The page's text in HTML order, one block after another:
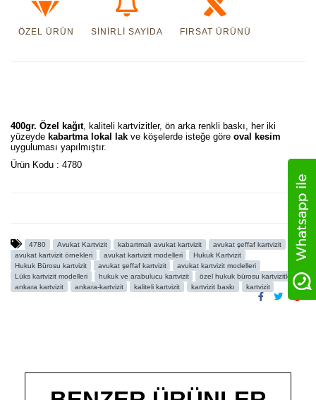
ÖZEL ÜRÜN SINIRLI SAYIDA FIRSAT ÜRÜNÜ
400gr. Özel kağıt, kaliteli kartvizitler, ön arka renkli baskı, her iki
yüzeyde kabartma lokal lak ve köşelerde isteğe göre oval kesim
uyguluması yapılmıştır.
Ürün Kodu : 4780
4780 Avukat Kartvizit kabartmalı avukat kartvizit
avukat şeffaf kartvizit
avukat kartvizit örnekleri
avukat kartvizit modelleri
Hukuk Kartvizit
Hukuk Bürosu kartvizit
avukat şeffaf kartvizit
avukat kartvizit modelleri
Lüks kartvizit modelleri
hukuk ve arabulucu kartvizit
özel hukuk bürosu kartvizitleri
ankara kartvizit
ankara-kartvizit kaliteli kartvizit kartvizit baskı kartvizit